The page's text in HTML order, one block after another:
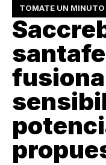
TOMATE UN MINUTO
fusiona